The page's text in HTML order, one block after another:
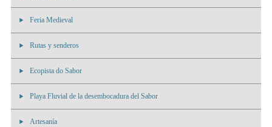
Feria Medieval
Rutas y senderos
Ecopista do Sabor
Playa Fluvial de la desembocadura del Sabor
Artesanía